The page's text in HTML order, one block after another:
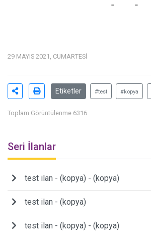
29 MAYIS 2021, CUMARTESI
Etiketler #test #kopya
Toplam Görüntülenme 6316
Seri İlanlar
test ilan - (kopya) - (kopya)
test ilan - (kopya)
test ilan - (kopya) - (kopya)